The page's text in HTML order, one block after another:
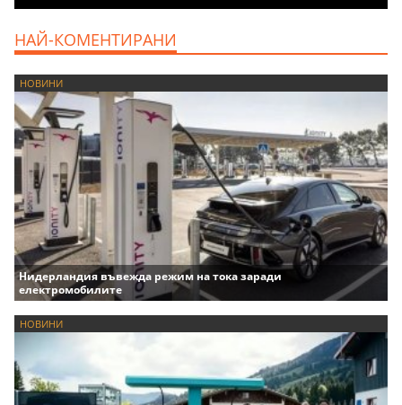
НАЙ-КОМЕНТИРАНИ
НОВИНИ
Нидерландия въвежда режим на тока заради
електромобилите
НОВИНИ